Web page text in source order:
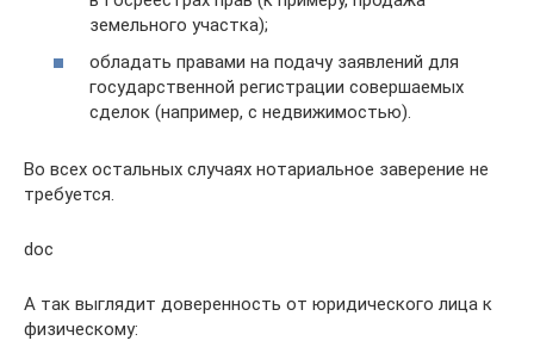
земельного участка);
обладать правами на подачу заявлений для
государственной регистрации совершаемых
сделок (например, с недвижимостью).
Во всех остальных случаях нотариальное заверение не
требуется.
doc
А так выглядит доверенность от юридического лица к
физическому: